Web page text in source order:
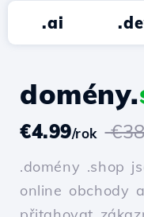
.ai
domény.
€4.99/rok
.domény .shop
online obchody